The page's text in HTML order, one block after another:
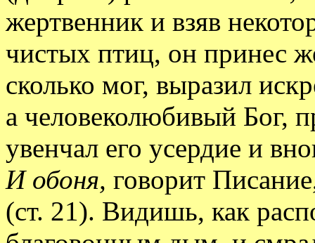
жертвенник и взяв
чистых птиц, он принес
сколько мог, выразил
а человеколюбивый Бог,
увенчал его усердие и
И обоня, говорит
(ст. 21). Видишь, как